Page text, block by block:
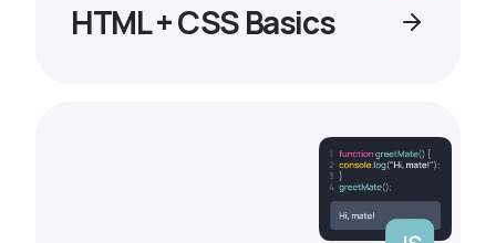
HTML + CSS Basics